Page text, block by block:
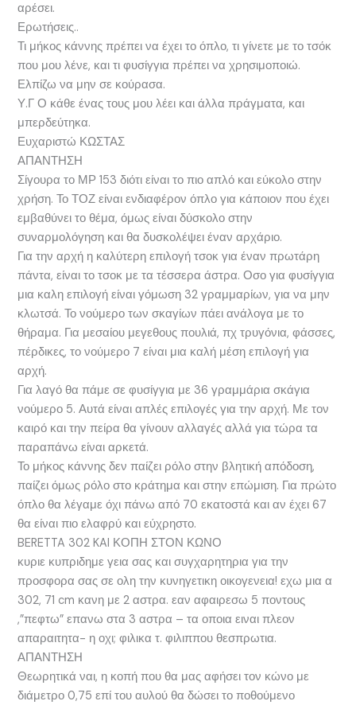
αρέσει.
Ερωτήσεις..
Τι μήκος κάννης πρέπει να έχει το όπλο, τι γίνετε με το τσόκ
που μου λένε, και τι φυσίγγια πρέπει να χρησιμοποιώ.
Ελπίζω να μην σε κούρασα.
Υ.Γ Ο κάθε ένας τους μου λέει και άλλα πράγματα, και
μπερδεύτηκα.
Ευχαριστώ ΚΩΣΤΑΣ
ΑΠΑΝΤΗΣΗ
Σίγουρα το ΜΡ 153 διότι είναι το πιο απλό και εύκολο στην
χρήση. Το ΤΟΖ είναι ενδιαφέρον όπλο για κάποιον που έχει
εμβαθύνει το θέμα, όμως είναι δύσκολο στην
συναρμολόγηση και θα δυσκολέψει έναν αρχάριο.
Για την αρχή η καλύτερη επιλογή τσοκ για έναν πρωτάρη
πάντα, είναι το τσοκ με τα τέσσερα άστρα. Οσο για φυσίγγια
μια καλη επιλογή είναι γόμωση 32 γραμμαρίων, για να μην
κλωτσά. Το νούμερο των σκαγίων πάει ανάλογα με το
θήραμα. Για μεσαίου μεγεθους πουλιά, πχ τρυγόνια, φάσσες,
πέρδικες, το νούμερο 7 είναι μια καλή μέση επιλογή για
αρχή.
Για λαγό θα πάμε σε φυσίγγια με 36 γραμμάρια σκάγια
νούμερο 5. Αυτά είναι απλές επιλογές για την αρχή. Με τον
καιρό και την πείρα θα γίνουν αλλαγές αλλά για τώρα τα
παραπάνω είναι αρκετά.
Το μήκος κάννης δεν παίζει ρόλο στην βλητική απόδοση,
παίζει όμως ρόλο στο κράτημα και στην επώμιση. Για πρώτο
όπλο θα λέγαμε όχι πάνω από 70 εκατοστά και αν έχει 67
θα είναι πιο ελαφρύ και εύχρηστο.
BERETTA 302 KAI ΚΟΠΗ ΣΤΟΝ ΚΩΝΟ
κυριε κυπριδημε γεια σας και συγχαρητηρια για την
προσφορα σας σε ολη την κυνηγετικη οικογενεια! εχω μια α
302, 71 cm κανη με 2 αστρα. εαν αφαιρεσω 5 ποντους
,”πεφτω” επανω στα 3 αστρα – τα οποια ειναι πλεον
απαραιτητα- η οχι; φιλικα τ. φιλιππου θεσπρωτια.
ΑΠΑΝΤΗΣΗ
Θεωρητικά ναι, η κοπή που θα μας αφήσει τον κώνο με
διάμετρο 0,75 επί του αυλού θα δώσει το ποθούμενο